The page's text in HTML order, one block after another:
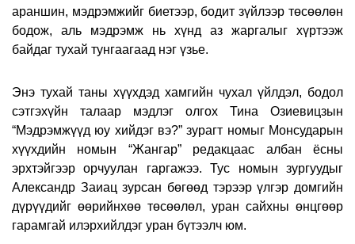
араншин, мэдрэмжийг биетээр, бодит зүйлээр төсөөлөн
бодож, аль мэдрэмж нь хүнд аз жаргалыг хүртээж
байдаг тухай тунгаагаад нэг үзье.
Энэ тухай таны хүүхдэд хамгийн чухал үйлдэл, бодол
сэтгэхүйн талаар мэдлэг олгох Тина Озиевицзын
“Мэдрэмжүүд юу хийдэг вэ?” зурагт номыг Монсударын
хүүхдийн номын “Жангар” редакцаас албан ёсны
эрхтэйгээр орчуулан гаргажээ. Тус номын зургуудыг
Александр Заиац зурсан бөгөөд тэрээр үлгэр домгийн
дүрүүдийг өөрийнхөө төсөөлөл, уран сайхны өнцгөөр
гарамгай илэрхийлдэг уран бүтээлч юм.